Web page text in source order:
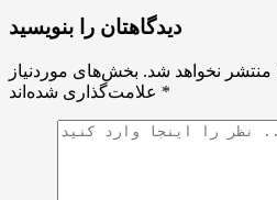
دیدگاهتان را بنویسید
منتشر نخواهد شد. بخش‌های موردنیاز
*